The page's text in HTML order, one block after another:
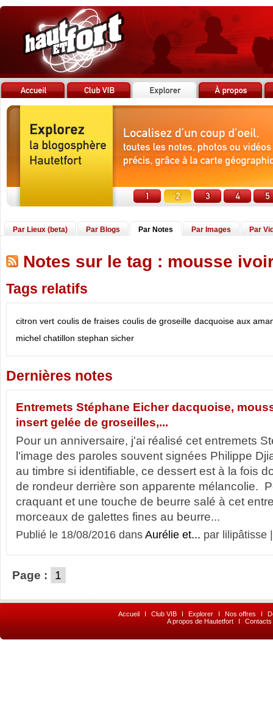
Par Lieux (beta) Par Blogs Par Notes Par Images Par
Notes sur le tag : mousse
Tags relatifs
citron vert coulis de fraises coulis de groseille dacquoise aux
michel chatillon stephan sicher
Dernières notes
Entremets Stéphane Eicher dacquoise,
insert gelée de groseilles,...
Pour un anniversaire, j'ai réalisé cet entremets
l'image des paroles souvent signées Philippe
au timbre si identifiable, ce dessert est à la fois
de rondeur derrière son apparente mélancolie.
craquant et une touche de beurre salé à cet
morceaux de galettes fines au beurre...
Publié le 18/08/2016 dans Aurélie et... par lilipâtisse
Page : 1
Accueil I Club VIB I Explorer I Nos offres I
A propos de Hautetfort
I Contacts